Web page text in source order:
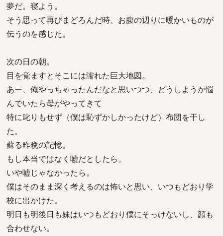
夢だ。寝よう。
そう思って再びまどろんだ時、お腹の辺りに暖かいものが
伝うのを感じた。
次の日の朝。
目を覚ますとそこには濡れた巨大地図。
あー、俺やっちゃったんだなと思いつつ、どうしようか悩
んでいたら母がやってきて
特に叱りもせず（僕は恥ずかしかったけど）布団を干し
た。
蘇る昨晩の記憶。
もし本当ではなく嘘だとしたら。
いや嘘じゃなかったら。
僕はそのまま深く考えるのは怖いと思い、いつもどおり学
校に出かけた。
明日も明後日も妹はいつもどおり僕にそっけないし、顔も
合わせない。